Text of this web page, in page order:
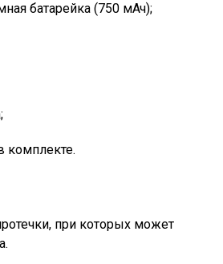
батарейка (750 мАч);
комплекте.
при которых может